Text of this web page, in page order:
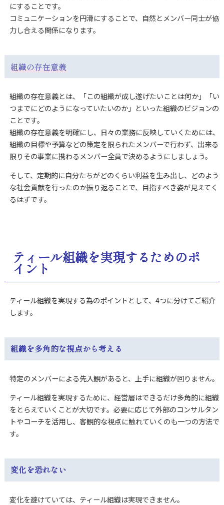
にすることです。
コミュニケーションを円滑にすることで、自然とメンバー同士が協
力し合える関係になります。
組織の存在意義
組織の存在意義とは、「この組織が成し遂げたいことは何か」「い
つまでにどのようになっていたいのか」といった組織のビジョンの
ことです。
組織の存在意義を明確にし、日々の業務に反映していくためには、
組織の目標や予算などの策定を限られたメンバーで行わず、出来る
限りその事業に携わるメンバー全員で決めるようにしましょう。
そして、定期的に自分たちがどのくらい利益を生み出し、どのよう
な社会貢献を行ったのか振り返ることで、目指すべき姿が見えてく
るはずです。
ティール組織を実現するためのポ
イント
ティール組織を実現する為のポイントとして、4つに分けてご紹介
します。
組織を多角的な視点から考える
特定のメンバーによる先入観があると、上手に組織が回りません。
ティール組織を実現するために、経営層はできるだけ多角的に組織
をとらえていくことが大切です。必要に応じて外部のコンサルタン
トやコーチを活用し、客観的な視点に触れていくのも一つの方法で
す。
変化を恐れない
変化を避けていては、ティール組織は実現できません。